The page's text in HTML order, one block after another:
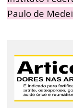
Paulo de